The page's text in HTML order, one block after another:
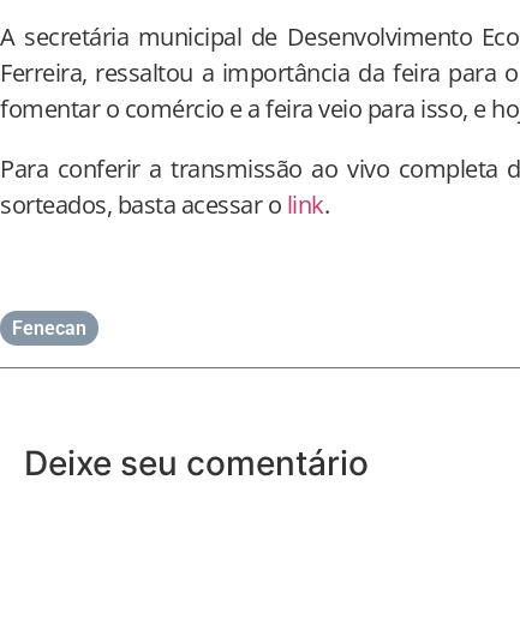
A secretária municipal de Desenvolvimento
Ferreira, ressaltou a importância da feira para
fomentar o comércio e a feira veio para isso, e
Para conferir a transmissão ao vivo completa
sorteados, basta acessar o link.
Fenecan
Deixe seu comentário